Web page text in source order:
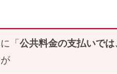
「 公共料金の支払いで